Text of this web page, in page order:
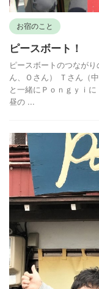
お宿のこと
ピースボート！
ピースボートのつなが
ん、Ｏさん） Ｔさん（
と一緒にＰｏｎｇｙｉ
昼の ...